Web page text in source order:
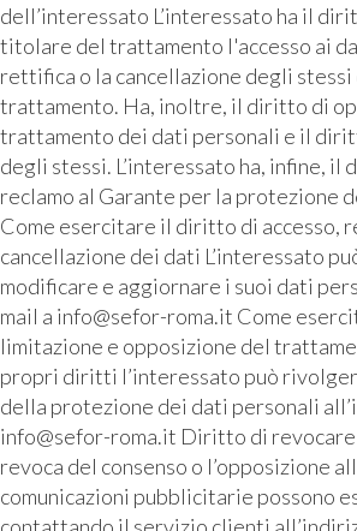
dell’interessato L’interessato ha il
titolare del trattamento l'accesso ai
rettifica o la cancellazione degli
trattamento. Ha, inoltre, il diritto di
trattamento dei dati personali e il
degli stessi. L’interessato ha, infine,
reclamo al Garante per la protezione
Come esercitare il diritto di accesso,
cancellazione dei dati L’interessato
modificare e aggiornare i suoi dati
mail a info@sefor-roma.it Come
limitazione e opposizione del
propri diritti l’interessato può
della protezione dei dati personali
info@sefor-roma.it Diritto di revocare
revoca del consenso o l’opposizione
comunicazioni pubblicitarie possono